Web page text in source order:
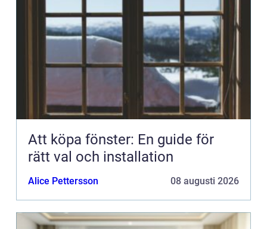
Att köpa fönster: En guide för
rätt val och installation
Alice Pettersson 08 augusti 2026